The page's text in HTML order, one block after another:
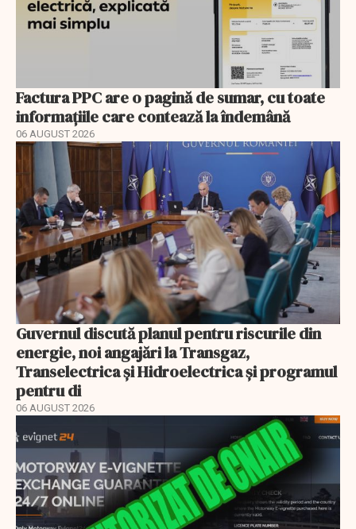
Factura PPC are o pagină de sumar, cu toate
informațiile care contează la îndemână
06 AUGUST 2026
Guvernul discută planul pentru riscurile din
energie, noi angajări la Transgaz,
Transelectrica și Hidroelectrica și programul
pentru di
06 AUGUST 2026